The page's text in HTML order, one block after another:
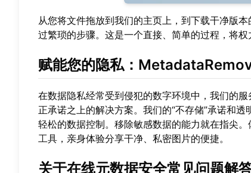
从您将文件拖放到我们的主页上，到下载干净版
过繁琐的步骤。这是一个直接、简单的过程，将
赋能您的隐私：
在数据隐私经常受到侵犯的数字环境中，我们的
正承诺之上的解决方案。我们的“不存储”承诺和
轻松的数据控制。移除敏感数据的能力就在指尖
工具 ，亲身体验分享干净、私密图片的便捷。
关于在线元数据安全常见问题解